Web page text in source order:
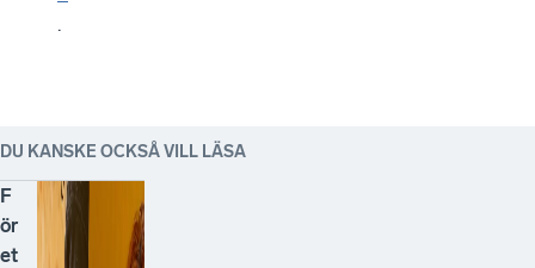
.
DU KANSKE OCKSÅ VILL LÄSA
F
ör
et